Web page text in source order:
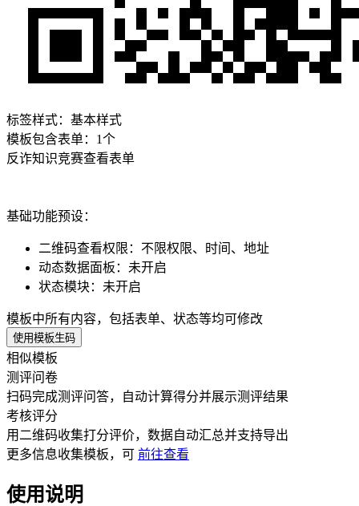
标签样式： 基本样式
模板包含表单： 1个
反诈知识竞赛查看表单
基础功能预设：
二维码查看权限 ： 不限权限、时间、地址
动态数据面板 ： 未开启
状态模块： 未开启
模板中所有内容，包括表单、状态等均可修改
使用模板生码
相似模板
测评问卷
扫码完成测评问答，自动计算得分并展示测评结果
考核评分
用二维码收集打分评价，数据自动汇总并支持导出
更多信息收集模板，可 前往查看
使用说明